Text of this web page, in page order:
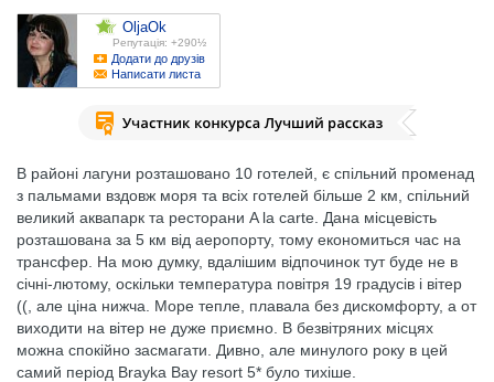
OljaOk
Репутація: +290½
Додати до друзів
Написати листа
В районі лагуни розташовано 10 готелей, є спільний променад
з пальмами вздовж моря та всіх готелей більше 2 км, спільний
великий аквапарк та ресторани A la carte. Дана місцевість
розташована за 5 км від аеропорту, тому економиться час на
трансфер. На мою думку, вдалішим відпочинок тут буде не в
січні-лютому, оскільки температура повітря 19 градусів і вітер
((, але ціна нижча. Море тепле, плавала без дискомфорту, а от
виходити на вітер не дуже приємно. В безвітряних місцях
можна спокійно засмагати. Дивно, але минулого року в цей
самий період Brayka Bay resort 5* було тихіше.